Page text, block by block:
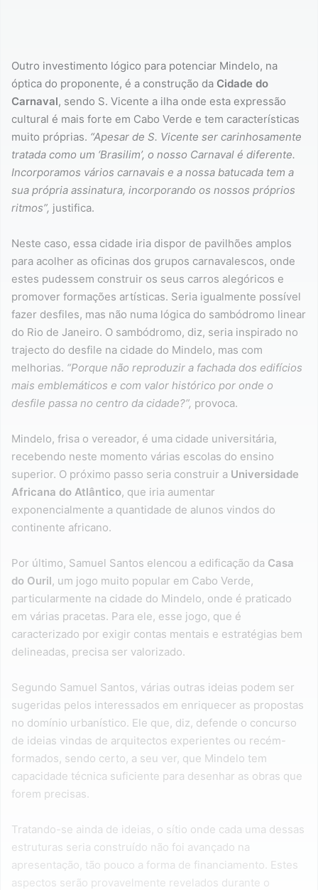
Outro investimento lógico para potenciar Mindelo, na
óptica do proponente, é a construção da Cidade do
Carnaval, sendo S. Vicente a ilha onde esta expressão
cultural é mais forte em Cabo Verde e tem características
muito próprias. “Apesar de S. Vicente ser carinhosamente
tratada como um ‘Brasilim’, o nosso Carnaval é diferente.
Incorporamos vários carnavais e a nossa batucada tem a
sua própria assinatura, incorporando os nossos próprios
ritmos”, justifica.
Neste caso, essa cidade iria dispor de pavilhões amplos
para acolher as oficinas dos grupos carnavalescos, onde
estes pudessem construir os seus carros alegóricos e
promover formações artísticas. Seria igualmente possível
fazer desfiles, mas não numa lógica do sambódromo linear
do Rio de Janeiro. O sambódromo, diz, seria inspirado no
trajecto do desfile na cidade do Mindelo, mas com
melhorias. “Porque não reproduzir a fachada dos edifícios
mais emblemáticos e com valor histórico por onde o
desfile passa no centro da cidade?”, provoca.
Mindelo, frisa o vereador, é uma cidade universitária,
recebendo neste momento várias escolas do ensino
superior. O próximo passo seria construir a Universidade
Africana do Atlântico, que iria aumentar
exponencialmente a quantidade de alunos vindos do
continente africano.
Por último, Samuel Santos elencou a edificação da Casa
do Ouril, um jogo muito popular em Cabo Verde,
particularmente na cidade do Mindelo, onde é praticado
em várias pracetas. Para ele, esse jogo, que é
caracterizado por exigir contas mentais e estratégias bem
delineadas, precisa ser valorizado.
Segundo Samuel Santos, várias outras ideias podem ser
sugeridas pelos interessados em enriquecer as propostas
no domínio urbanístico. Ele que, diz, defende o concurso
de ideias vindas de arquitectos experientes ou recém-
formados, sendo certo, a seu ver, que Mindelo tem
capacidade técnica suficiente para desenhar as obras que
forem precisas.
Tratando-se ainda de ideias, o sítio onde cada uma dessas
estruturas seria construído não foi avançado na
apresentação, tão pouco a forma de financiamento. Estes
aspectos serão provavelmente revelados durante o